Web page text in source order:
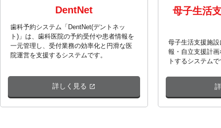
DentNet
歯科予約システム「DentNet(デントネッ
ト)」は、歯科医院の予約受付や患者情報を
一元管理し、受付業務の効率化と円滑な医
院運営を支援するシステムです。
詳しく見る
母子生活
母子生活支援施
報・自立支援計
トするシステム